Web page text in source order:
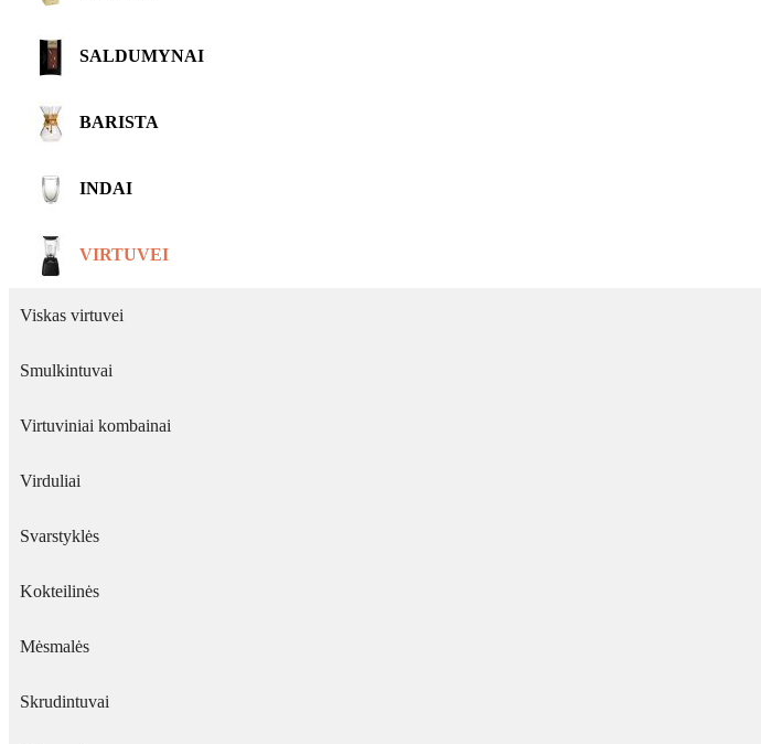
SALDUMYNAI
BARISTA
INDAI
VIRTUVEI
Viskas virtuvei
Smulkintuvai
Virtuviniai kombainai
Virduliai
Svarstyklės
Kokteilinės
Mėsmalės
Skrudintuvai